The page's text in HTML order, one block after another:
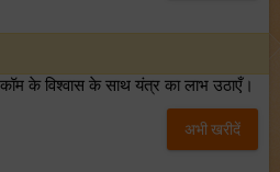
के विश्वास के साथ यंत्र का लाभ उठाएँ।
अभी खरीदें